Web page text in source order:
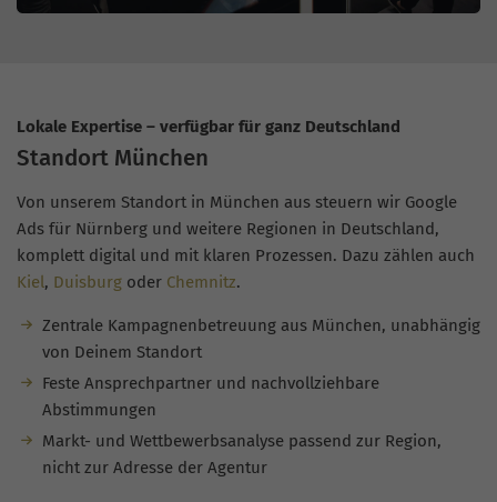
Lokale Expertise – verfügbar für ganz Deutschland
Standort München
Von unserem Standort in München aus steuern wir Google
Ads für Nürnberg und weitere Regionen in Deutschland,
komplett digital und mit klaren Prozessen. Dazu zählen auch
Kiel, Duisburg oder Chemnitz.
Zentrale Kampagnenbetreuung aus München, unabhängig
von Deinem Standort
Feste Ansprechpartner und nachvollziehbare
Abstimmungen
Markt- und Wettbewerbsanalyse passend zur Region,
nicht zur Adresse der Agentur